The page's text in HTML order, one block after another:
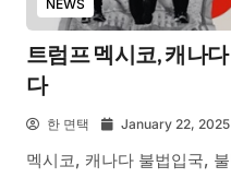
NEWS
트럼프 멕시코, 캐나
다
한 면택 January 22, 2025
멕시코, 캐나다 불법입국,